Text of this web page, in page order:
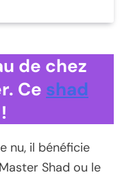
de chez
Ce shad
nu, il bénéficie
Shad ou le